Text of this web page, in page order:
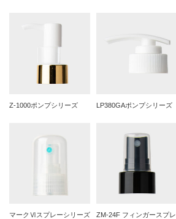
Z-1000ポンプシリーズ LP380GAポンプシリーズ
マークⅥスプレーシリーズ
ZM-24F フィンガースプレ